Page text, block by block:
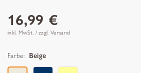
16,99 €
inkl. MwSt. / zzgl. Versand
Farbe: Beige